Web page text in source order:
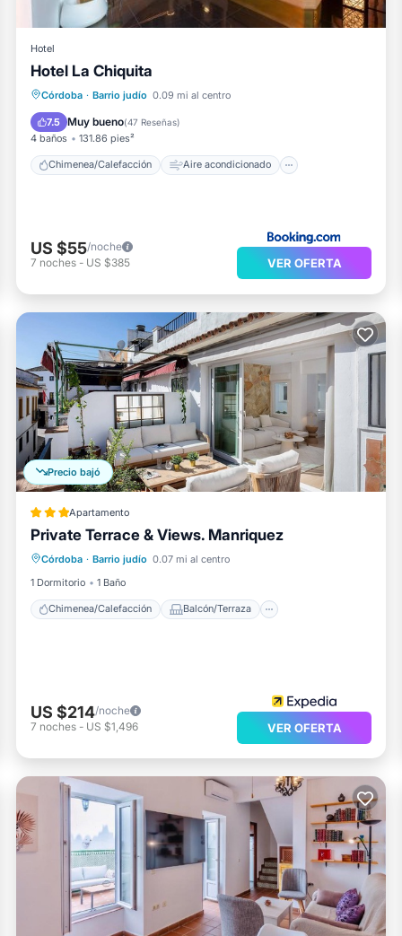
Hotel
Hotel La Chiquita
Córdoba · Barrio judío 0.09 mi al centro
7.5 Muy bueno(47 Reseñas)
4 baños 131.86 pies²
Chimenea/Calefacción Aire acondicionado
Chimenea/Calefacción
Aire acondicionado
Internet
Deportes/Actividades
US $55/noche
7 noches - US $385 VER OFERTA
Precio bajó
Apartamento
Private Terrace & Views. Manriquez
Córdoba · Barrio judío 0.07 mi al centro
1 Dormitorio
1 Baño
Chimenea/Calefacción Balcón/Terraza
Chimenea/Calefacción
Balcón/Terraza
Cocina
Aire acondicionado
US $214/noche
7 noches - US $1,496 VER OFERTA